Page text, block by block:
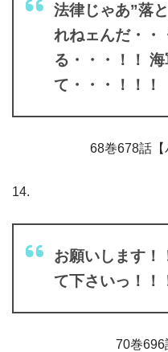
法律じゃあ”落
れねェんだ・
る・・・！！
て・・・！！！
68巻678話【
14.
お願いします！
て下さいっ！！
70巻696